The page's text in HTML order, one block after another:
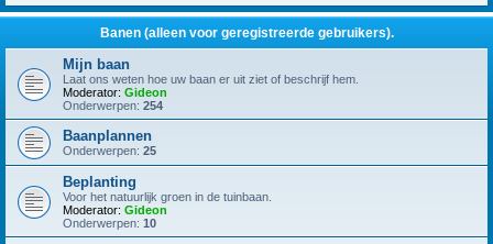
Banen (alleen voor geregistreerde gebruikers).
Mijn baan
Laat ons weten hoe uw baan er uit ziet of beschrijf hem.
Moderator: Gideon
Onderwerpen: 254
Baanplannen
Onderwerpen: 25
Beplanting
Voor het natuurlijk groen in de tuinbaan.
Moderator: Gideon
Onderwerpen: 10